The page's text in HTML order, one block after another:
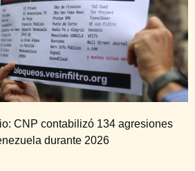
CNP contabilizó 134 agresiones
durante 2026